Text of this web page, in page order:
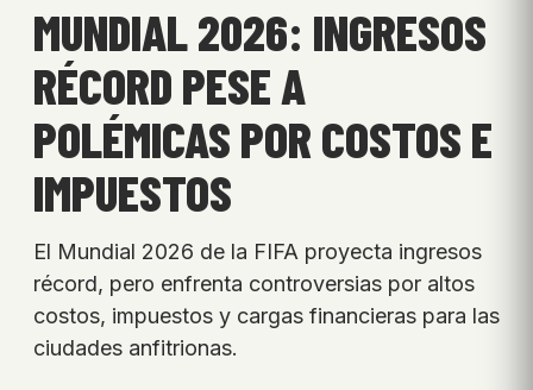
MUNDIAL 2026: INGRESOS
RÉCORD PESE A
POLÉMICAS POR COSTOS E
IMPUESTOS
El Mundial 2026 de la FIFA proyecta ingresos
récord, pero enfrenta controversias por altos
costos, impuestos y cargas financieras para las
ciudades anfitrionas.